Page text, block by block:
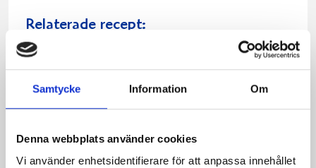
Samtycke Information Om
Denna webbplats använder cookies
Vi använder enhetsidentifierare för att anpassa innehållet
Relaterade recept:
choklad vit chokladdryck
Dela
på
Dela
på
Dela
på
via
post
Skriv
ut